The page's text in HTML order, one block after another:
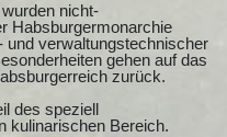
nicht-
Habsburgermonarchie
und verwaltungstechnischer
gehen auf das
zurück.
des speziell
kulinarischen Bereich.